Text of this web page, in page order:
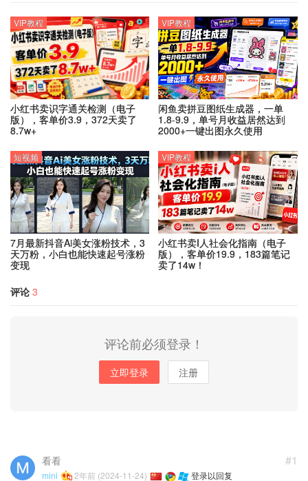
小红书卖识字通关检测（电子
版），客单价3.9，372天卖了
8.7w+
VIP教程
闲鱼卖拼豆图纸生成器，一单
1.8-9.9，单号月收益居然达到
2000+一键出图永久使用
VIP教程
7月最新抖音Ai美女涨粉技术，3
天万粉，小白也能快速起号涨粉
变现
短视频
小红书卖I人社会化指南（电子
版），客单价19.9，183篇笔记
卖了14w！
VIP教程
评论 3
评论前必须登录！
立即登录 注册
#1
看看
mini 2年前 (2024-11-24) 登录以回复